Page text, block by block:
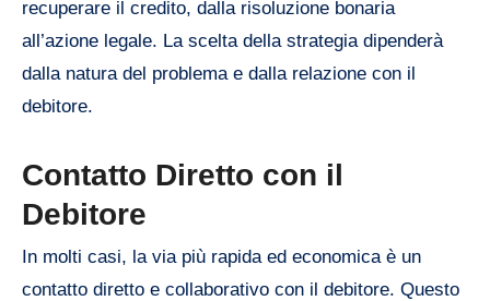
recuperare il credito, dalla risoluzione bonaria
all’azione legale. La scelta della strategia dipenderà
dalla natura del problema e dalla relazione con il
debitore.
Contatto Diretto con il
Debitore
In molti casi, la via più rapida ed economica è un
contatto diretto e collaborativo con il debitore. Questo